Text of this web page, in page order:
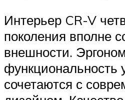
Интерьер CR-V
поколения вполне
внешности.
функциональность
сочетаются с